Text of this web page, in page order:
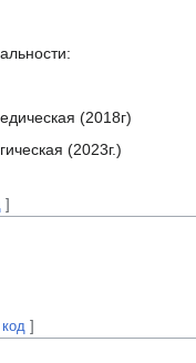
(2018г)
(2023г.)
]
]